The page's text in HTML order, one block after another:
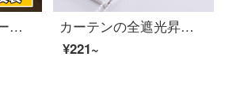
ナの家のロールカーテンが穴を開けずに事務室のトイレの防水バスルームの台所の油を防ぐリビングバルコニーの全遮光日よけの手を引いて昇降カーテンの玉盤の玉景全遮光をインストールします。
カーテンの全遮光昇降手はトイレの台所の事務室を引っ張ります。防水電気カーテンの水色の羽を厚くして、全遮光します。
¥221~